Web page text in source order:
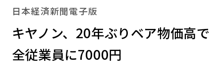
日本経済新聞電子版
キヤノン、20年ぶりベア物価高で
全従業員に7000円